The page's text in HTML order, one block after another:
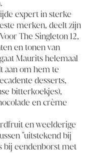
expert in sterke
merken, deelt zijn
The Singleton 12,
en tonen van
Maurits helemaal
aan om hem te
desserts,
bitterkoekjes),
en crème
en weelderige
"uitstekend bij
bij eendenborst met